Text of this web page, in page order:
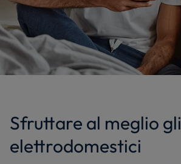
Sfruttare al meglio gli
elettrodomestici